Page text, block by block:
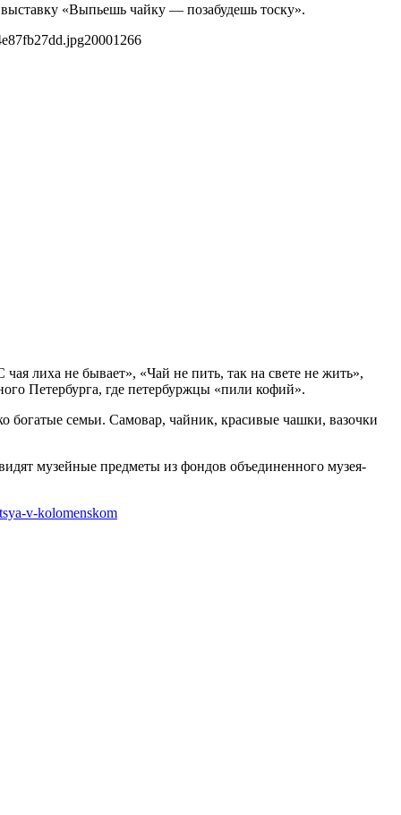
выставку «Выпьешь чайку — позабудешь тоску».
20001266
лиха не бывает», «Чай не пить, так на свете не жить»,
Петербурга, где петербуржцы «пили кофий».
богатые семьи. Самовар, чайник, красивые чашки, вазочки
музейные предметы из фондов объединенного музея-
v-kolomenskom